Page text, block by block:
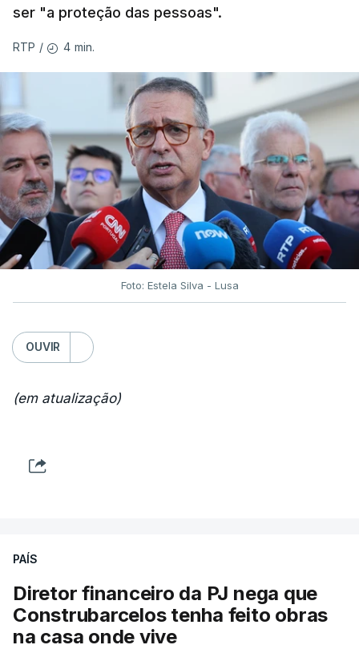
ser "a proteção das pessoas".
RTP / 4 min.
Foto: Estela Silva - Lusa
OUVIR
(em atualização)
PAÍS
Diretor financeiro da PJ nega que
Construbarcelos tenha feito obras
na casa onde vive